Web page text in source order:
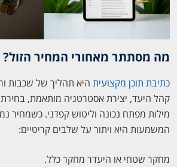
מה מסתתר מאחורי המחיר הזול?
כתיבת תוכן מקצועית היא תהליך של שכבות
קהל היעד, יצירת אסטרטגיה מותאמת,
מילות מפתח נכונה וליטוש קפדני. כשמחיר
המשמעות היא ויתור על שלבים קריטיים:
מחקר שטחי או היעדר מחקר כלל.